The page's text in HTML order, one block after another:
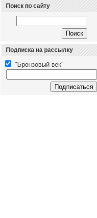
Поиск по сайту
Подписка на рассылку
"Бронзовый век"